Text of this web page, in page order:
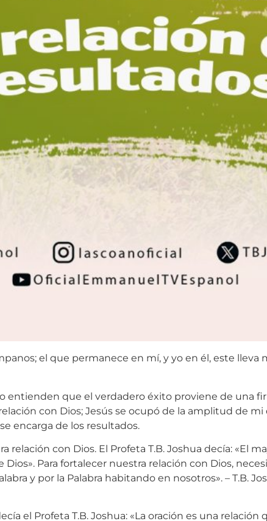
el que permanece en mí, y yo en él, este
entienden que el verdadero éxito proviene de una
con Dios; Jesús se ocupó de la amplitud de
encarga de los resultados.
relación con Dios. El Profeta T.B. Joshua decía: «El
Para fortalecer nuestra relación con Dios,
y por la Palabra habitando en nosotros». – T.B.
el Profeta T.B. Joshua: «La oración es una relación